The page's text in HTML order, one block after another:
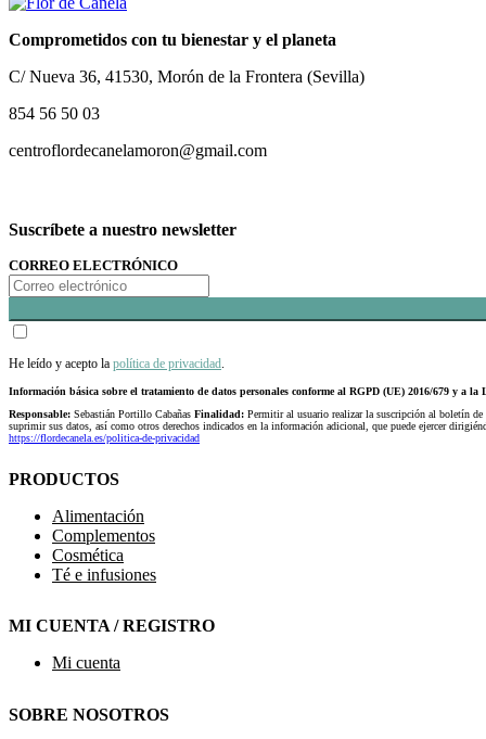
Comprometidos con tu bienestar y el planeta
C/ Nueva 36, 41530, Morón de la Frontera (Sevilla)
854 56 50 03
centroflordecanelamoron@gmail.com
Suscríbete a nuestro newsletter
CORREO ELECTRÓNICO
He leído y acepto la política de privacidad
Información básica sobre el tratamiento de datos personales conforme al RGPD (UE) 2016/679 y a la
Responsable: Sebastián Portillo Cabañas Finalidad: Permitir al usuario realizar la suscripción al boletín
suprimir sus datos, así como otros derechos indicados en la información adicional, que puede ejercer
https://flordecanela.es/politica-de-privacidad
PRODUCTOS
Alimentación
Complementos
Cosmética
Té e infusiones
MI CUENTA / REGISTRO
Mi cuenta
SOBRE NOSOTROS